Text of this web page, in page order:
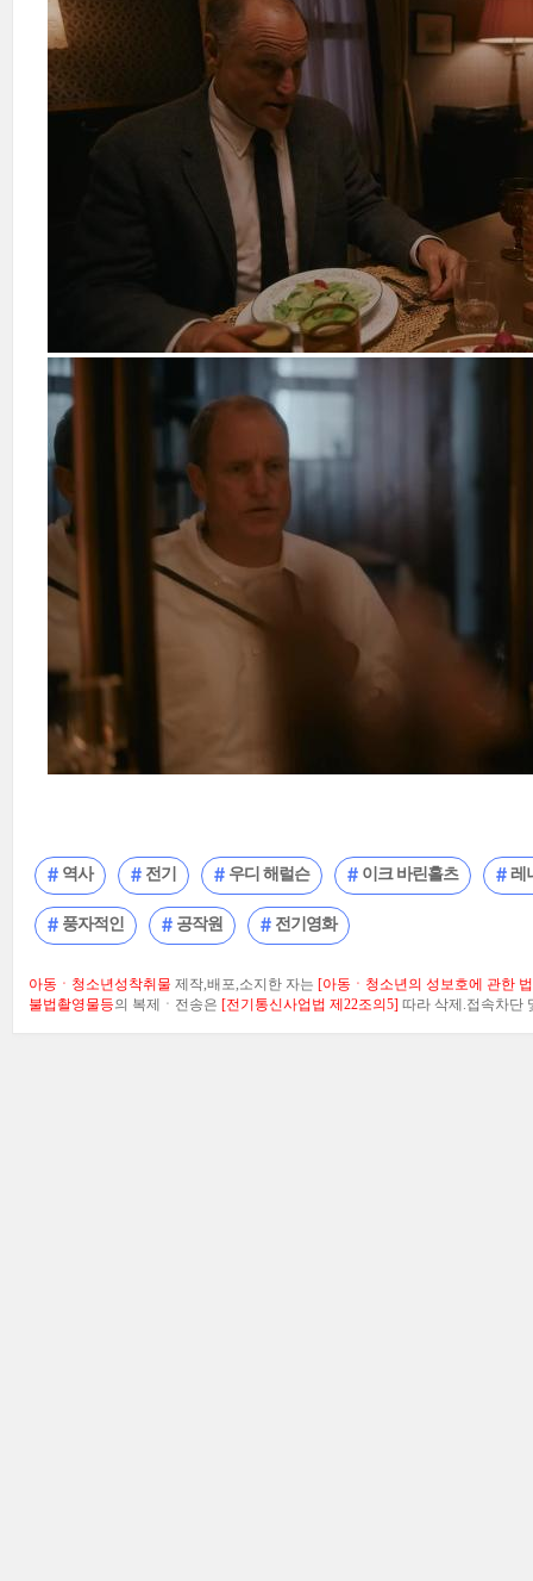
역사 전기 우디 해럴슨 이크 바린홀츠 레
풍자적인 공작원 전기영화
아동ㆍ청소년성착취물 제작,배포,소지한 자는 [아동ㆍ청소년의 성보호에 관한
불법촬영물등의 복제ㆍ전송은 [전기통신사업법 제22조의5] 따라 삭제.접속차단